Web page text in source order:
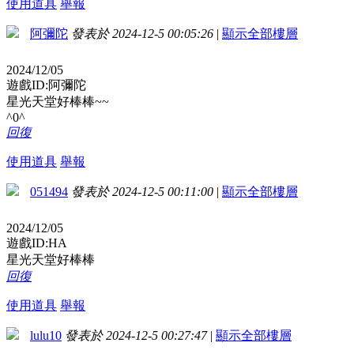
使用道具 舉報
阿彌陀 發表於 2024-12-5 00:05:26 | 顯示全部樓層
2024/12/05
遊戲ID:阿彌陀
星光天堂好棒棒~~
^0^
回復
使用道具 舉報
051494 發表於 2024-12-5 00:11:00 | 顯示全部樓層
2024/12/05
遊戲ID:HA
星光天堂好棒棒
回復
使用道具 舉報
lulu10 發表於 2024-12-5 00:27:47 | 顯示全部樓層